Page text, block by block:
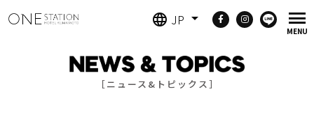
JP
［ニュース&トピックス］